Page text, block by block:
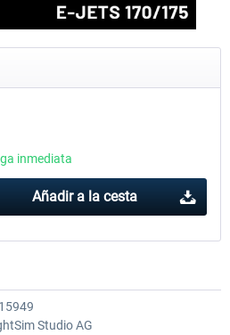
inmediata
Añadir a la cesta
Studio AG